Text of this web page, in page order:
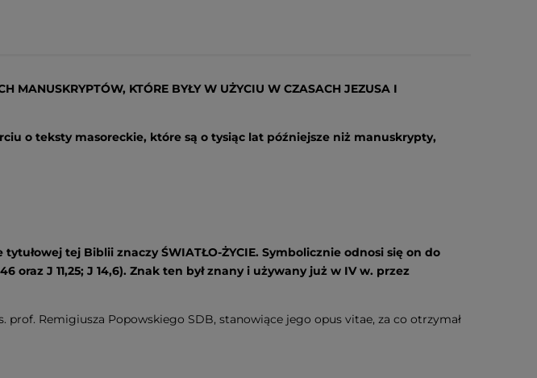
MANUSKRYPTÓW, KTÓRE BYŁY W UŻYCIU W CZASACH JEZUSA I
o teksty masoreckie, które są o tysiąc lat późniejsze niż manuskrypty,
tej Biblii znaczy ŚWIATŁO-ŻYCIE. Symbolicznie odnosi się on do
oraz J 11,25; J 14,6). Znak ten był znany i używany już w IV w. przez
Remigiusza Popowskiego SDB, stanowiące jego opus vitae, za co otrzymał